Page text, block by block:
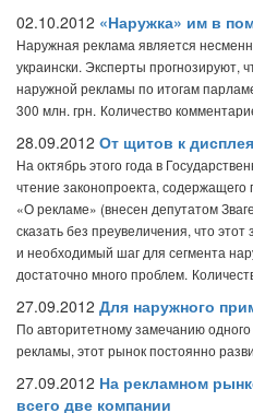
02.10.2012 «Наружка» им в
Наружная реклама является
украински. Эксперты прогнозируют,
наружной рекламы по итогам
300 млн. грн. Количество
28.09.2012 От щитов к
На октябрь этого года в
чтение законопроекта,
«О рекламе» (внесен депутатом
сказать без преувеличения, что
и необходимый шаг для сегмента
достаточно много проблем.
27.09.2012 Для наружного
По авторитетному замечанию
рекламы, этот рынок постоянно
27.09.2012 На рекламном
всего две компании